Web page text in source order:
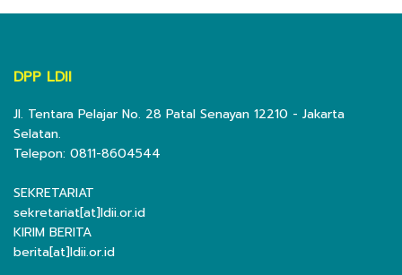
DPP LDII
Jl. Tentara Pelajar No. 28 Patal Senayan 12210 - Jakarta
Selatan.
Telepon: 0811-8604544
SEKRETARIAT
sekretariat[at]ldii.or.id
KIRIM BERITA
berita[at]ldii.or.id